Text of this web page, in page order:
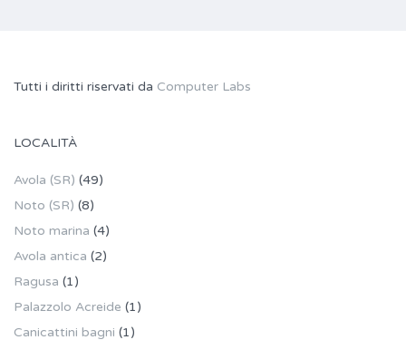
Tutti i diritti riservati da Computer Labs
LOCALITÀ
Avola (SR) (49)
Noto (SR) (8)
Noto marina (4)
Avola antica (2)
Ragusa (1)
Palazzolo Acreide (1)
Canicattini bagni (1)